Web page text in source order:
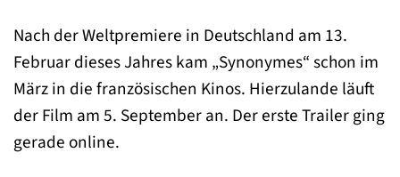
Nach der Weltpremiere in Deutschland am 13.
Februar dieses Jahres kam „Synonymes“ schon im
März in die französischen Kinos. Hierzulande läuft
der Film am 5. September an. Der erste Trailer ging
gerade online.